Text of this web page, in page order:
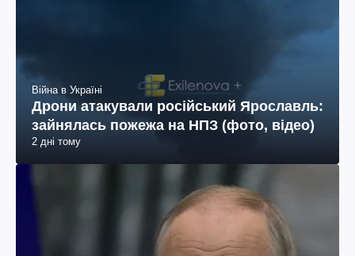
Війна в Україні
Дрони атакували російський Ярославль:
зайнялась пожежа на НПЗ (фото, відео)
2 дні тому